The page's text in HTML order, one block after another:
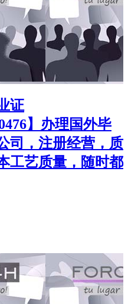
证
】办理国外毕
司，注册经营，质
工艺质量，随时都